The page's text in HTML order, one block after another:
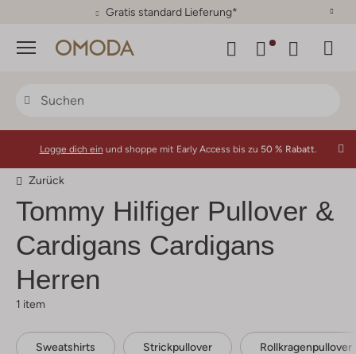
30 Tage Rückgaberecht
Menü
Logge dich ein und shoppe mit Early Access bis zu 50 % Rabatt.
Zurück
Tommy Hilfiger Pullover &
Cardigans Cardigans
Herren
1 item
Sweatshirts Strickpullover Rollkragenpullover